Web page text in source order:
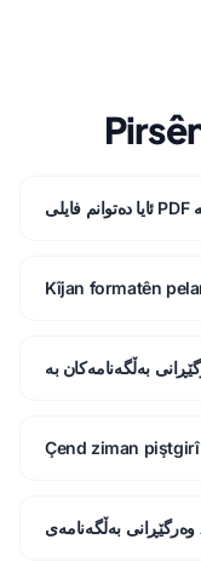
Kîjan formatên
Çend ziman